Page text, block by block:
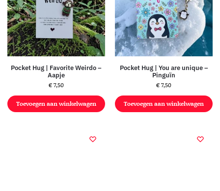
Pocket Hug | Favorite Weirdo –
Aapje
€7,50
Toevoegen aan winkelwagen
Pocket Hug | You are unique –
Pinguïn
€7,50
Toevoegen aan winkelwagen